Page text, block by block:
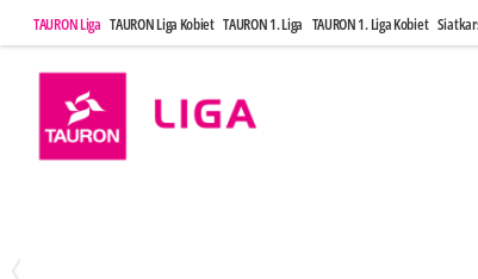
TAURON Liga TAURON Liga Kobiet TAURON 1. Liga TAURON 1. Liga Kobiet